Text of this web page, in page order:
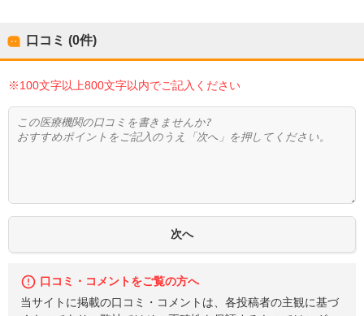
口コミ (0件)
※100文字以上800文字以内でご記入ください
口コミ・コメントをご覧の方へ
当サイトに掲載の口コミ・コメントは、各投稿者の主観に基づ